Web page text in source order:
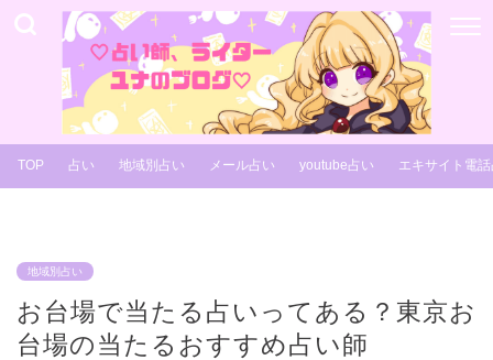
TOP 占い 地域別占い メール占い youtube占い エキサイト電
地域別占い
お台場で当たる占いってある？東京お
台場の当たるおすすめ占い師